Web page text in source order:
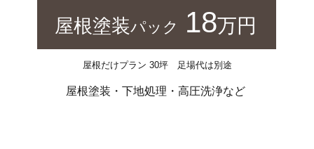
屋根塗装パック 18万円
屋根だけプラン 30坪 足場代は別途
屋根塗装・下地処理・高圧洗浄など